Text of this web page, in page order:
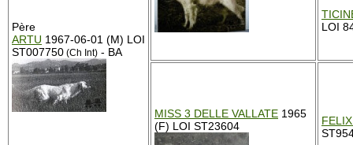
Père
ARTU 1967-06-01 (M) LOI
ST007750 (Ch Int) - BA
LOI
MISS 3 DELLE VALLATE 1965
(F) LOI ST23604